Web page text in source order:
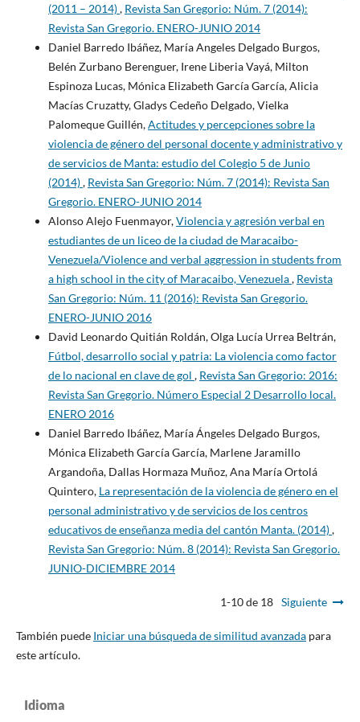
(2011 – 2014), Revista San Gregorio: Núm. 7 (2014):
Revista San Gregorio. ENERO-JUNIO 2014
Daniel Barredo Ibáñez, María Angeles Delgado Burgos,
Belén Zurbano Berenguer, Irene Liberia Vayá, Milton
Espinoza Lucas, Mónica Elizabeth García García, Alicia
Macías Cruzatty, Gladys Cedeño Delgado, Vielka
Palomeque Guillén,Actitudes y percepciones sobre la
violencia de género del personal docente y administrativo y
de servicios de Manta: estudio del Colegio 5 de Junio
(2014), Revista San Gregorio: Núm. 7 (2014): Revista San
Gregorio. ENERO-JUNIO 2014
Alonso Alejo Fuenmayor,Violencia y agresión verbal en
estudiantes de un liceo de la ciudad de Maracaibo-
Venezuela/Violence and verbal aggression in students from
a high school in the city of Maracaibo, Venezuela, Revista
San Gregorio: Núm. 11 (2016): Revista San Gregorio.
ENERO-JUNIO 2016
David Leonardo Quitián Roldán, Olga Lucía Urrea Beltrán,
Fútbol, desarrollo social y patria: La violencia como factor
de lo nacional en clave de gol , Revista San Gregorio: 2016:
Revista San Gregorio. Número Especial 2 Desarrollo local.
ENERO 2016
Daniel Barredo Ibáñez, María Ángeles Delgado Burgos,
Mónica Elizabeth García García, Marlene Jaramillo
Argandoña, Dallas Hormaza Muñoz, Ana María Ortolá
Quintero, La representación de la violencia de género en el
personal administrativo y de servicios de los centros
educativos de enseñanza media del cantón Manta. (2014),
Revista San Gregorio: Núm. 8 (2014): Revista San Gregorio.
JUNIO-DICIEMBRE 2014
1-10 de 18 Siguiente
También puede Iniciar una búsqueda de similitud avanzadapara
este artículo.
Idioma